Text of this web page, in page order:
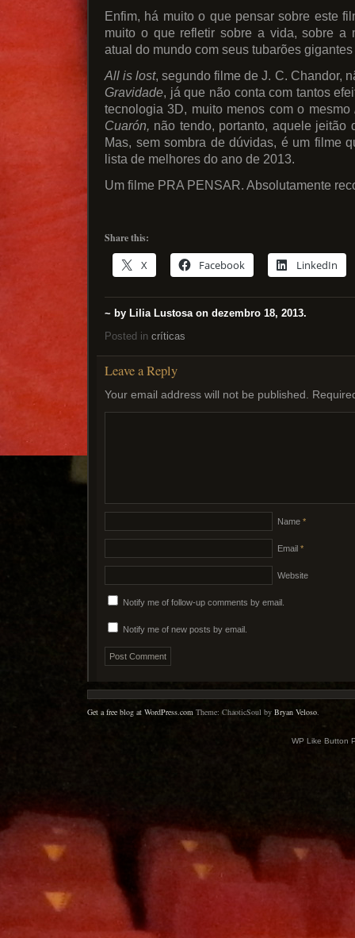
Enfim, há muito o que pensar sobre este
muito o que refletir sobre a vida, sobre a
atual do mundo com seus tubarões
All is lost, segundo filme de J. C. Chandor,
Gravidade, já que não conta com tantos
tecnologia 3D, muito menos com o mesmo
Cuarón, não tendo, portanto, aquele jeitão
Mas, sem sombra de dúvidas, é um filme
lista de melhores do ano de 2013.
Um filme PRA PENSAR. Absolutamente
Share this:
X Facebook LinkedIn
~ by Lilia Lustosa on dezembro 18, 2013.
Posted in críticas
Leave a Reply
Your email address will not be published.
Name *
Email *
Website
Notify me of follow-up comments by email.
Notify me of new posts by email.
Get a free blog at WordPress.com Theme: ChaoticSoul by Bryan Veloso
WP Like Button